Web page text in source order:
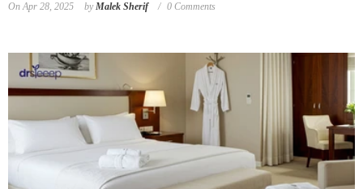
OnApr 28, 2025 byMalek Sherif 0 Comments